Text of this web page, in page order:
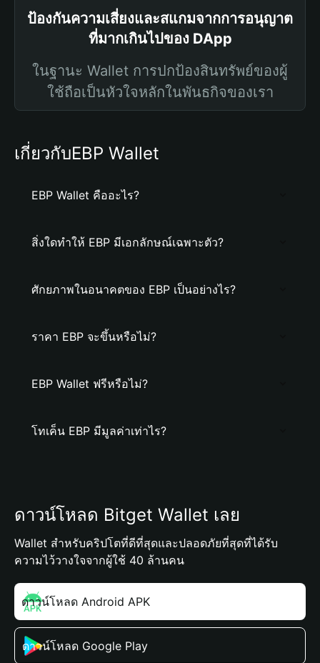
ป้องกันความเสี่ยงและสแกมจากการอนุญาต
ที่มากเกินไปของ DApp
ในฐานะ Wallet การปกป้องสินทรัพย์ของผู้
ใช้ถือเป็นหัวใจหลักในพันธกิจของเรา
เกี่ยวกับEBP Wallet
EBP Wallet คืออะไร?
สิ่งใดทำให้ EBP มีเอกลักษณ์เฉพาะตัว?
ศักยภาพในอนาคตของ EBP เป็นอย่างไร?
ราคา EBP จะขึ้นหรือไม่?
EBP Wallet ฟรีหรือไม่?
โทเค็น EBP มีมูลค่าเท่าไร?
ดาวน์โหลด Bitget Wallet เลย
Wallet สำหรับคริปโตที่ดีที่สุดและปลอดภัยที่สุดที่ได้รับ
ความไว้วางใจจากผู้ใช้ 40 ล้านคน
ดาวน์โหลด Android APK
ดาวน์โหลด Google Play